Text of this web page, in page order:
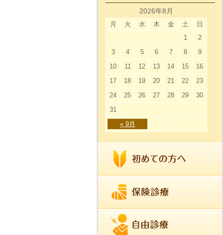
2026年8月
月 火 水 木 金 土 日
« 9月
1
2
3
4 5 6 7 8
9
10
11 12 13 14 15
16
17
18 19 20 21 22
23
24
25 26 27 28 29
30
31